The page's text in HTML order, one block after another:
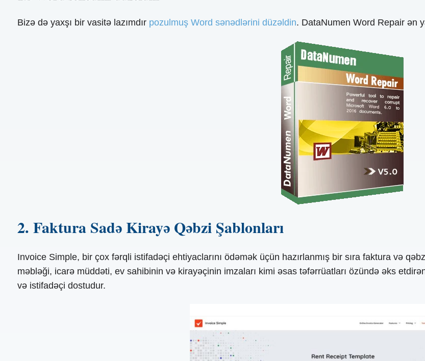
Bizə də yaxşı bir vasitə lazımdır pozulmuş Word sənədlərini düzəldin. DataNumen Word Repair ən
2. Faktura Sadə Kirayə Qəbzi Şablonları
Invoice Simple, bir çox fərqli istifadəçi ehtiyaclarını ödəmək üçün hazırlanmış bir sıra faktura və
məbləği, icarə müddəti, ev sahibinin və kirayəçinin imzaları kimi əsas təfərrüatları özündə əks
və istifadəçi dostudur.